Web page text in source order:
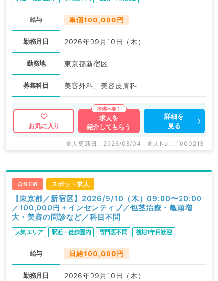
給与 単価100,000円
勤務月日 2026年09月10日（木）
勤務地 東京都新宿区
募集科目 美容外科、美容皮膚科
お気に入り
求人を
紹介してもらう
詳細を
見る
求人更新日 : 2026/08/04 求人No. : 1000213
NEW スポット求人
【東京都／新宿区】2026/9/10（木）09:00〜20:00
／100,000円＋インセンティブ／包茎治療・亀頭増
大・美容の問診など／科目不問
人気エリア 駅近・徒歩圏内 専門医不問 後期1年目歓迎
給与 日給100,000円
勤務月日 2026年09月10日（木）